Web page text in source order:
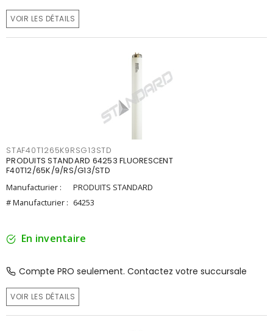
VOIR LES DÉTAILS
STAF40T1265K9RSG13STD
PRODUITS STANDARD 64253 FLUORESCENT
F40T12/65K/9/RS/G13/STD
Manufacturier :
PRODUITS STANDARD
# Manufacturier : 64253
En inventaire
Compte PRO seulement. Contactez votre succursale
VOIR LES DÉTAILS